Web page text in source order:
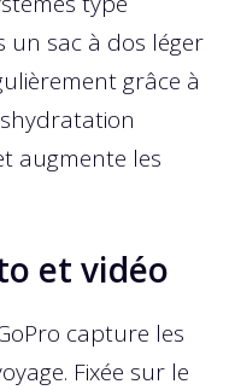
un sac à dos léger
grâce à
augmente les
et vidéo
capture les
Fixée sur le